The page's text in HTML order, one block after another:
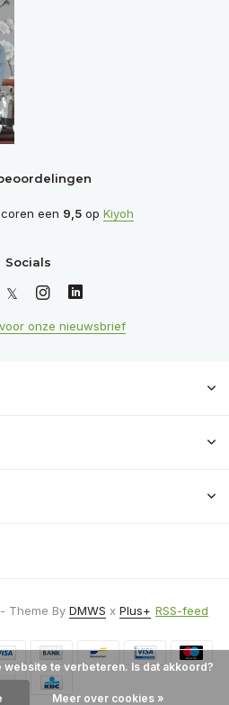
een 9,5op Kiyoh
Socials
onze nieuwsbrief
Theme By DMWS x Plus+ RSS-feed
website te verbeteren. Is dat akkoord?
Meer over cookies »